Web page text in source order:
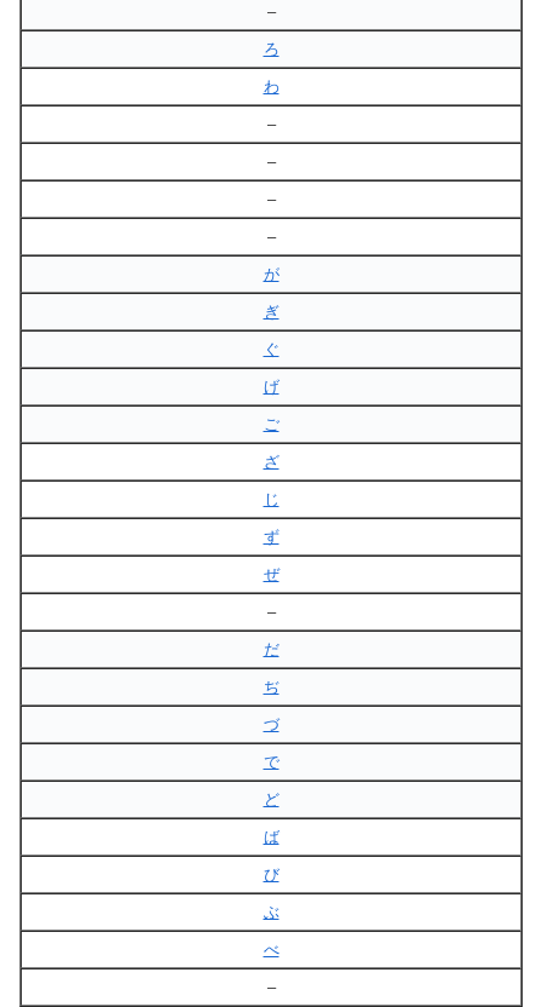
–
ろ
わ
–
–
–
–
が
ぎ
ぐ
げ
ご
ざ
じ
ず
ぜ
–
だ
ぢ
づ
で
ど
ば
び
ぶ
べ
–